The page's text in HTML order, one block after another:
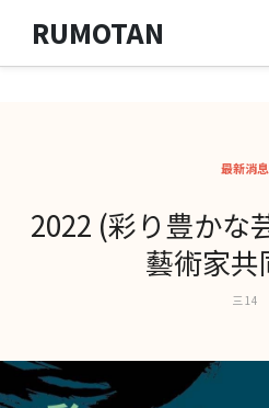
RUMOTAN
最新消息
2022 (彩り豊かな
藝術家共
三 14